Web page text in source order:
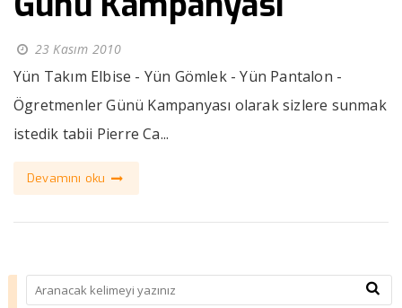
23 Kasım 2010
Yün Takım Elbise - Yün Gömlek - Yün Pantalon -
Ögretmenler Günü Kampanyası olarak sizlere sunmak
istedik tabii Pierre Ca...
Devamını oku